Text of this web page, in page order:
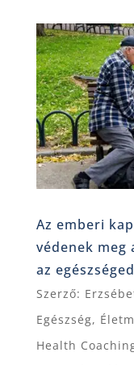
Az emberi
védenek meg
az
Szerző:
Egészség,
Health